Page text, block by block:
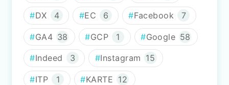
DX 4 EC 6 Facebook 7
GA4 38 GCP 1 Google 58
Indeed 3 Instagram 15
ITP 1 KARTE 12